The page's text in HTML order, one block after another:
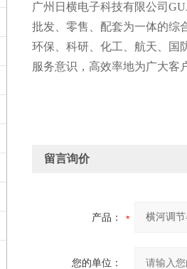
广州日横电子科技有限公司
批发、零售、配套为一体的综
环保、科研、化工、航天、国
服务意识，高效率地为广大客
留言询价
产品：
您的单位：